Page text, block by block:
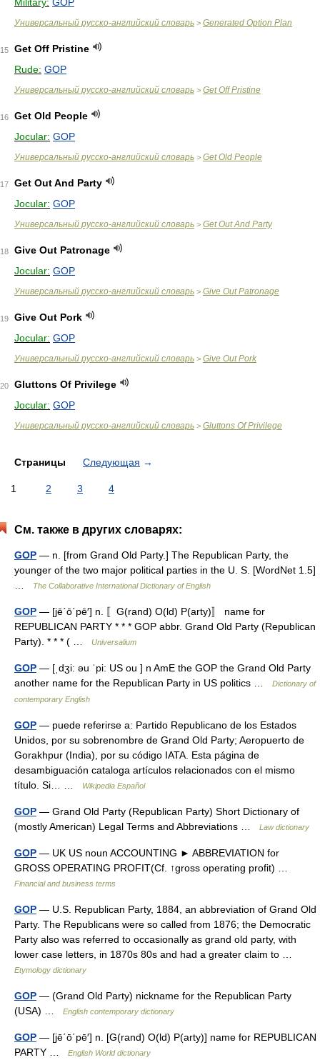
Универсальный русско-английский словарь > Generated Option Plan
15
Get Off Pristine
Rude: GOP
Универсальный русско-английский словарь > Get Off Pristine
16
Get Old People
Jocular: GOP
Универсальный русско-английский словарь > Get Old People
17
Get Out And Party
Jocular: GOP
Универсальный русско-английский словарь > Get Out And Party
18
Give Out Patronage
Jocular: GOP
Универсальный русско-английский словарь > Give Out Patronage
19
Give Out Pork
Jocular: GOP
Универсальный русско-английский словарь > Give Out Pork
20
Gluttons Of Privilege
Jocular: GOP
Универсальный русско-английский словарь > Gluttons Of Privilege
Страницы Следующая →
1 2 3 4
См. также в других словарях:
GOP — n. [from Grand Old Party.] The Republican Party, the
younger of the two major political parties in the U. S. [WordNet 1.5]
The Collaborative International Dictionary of English
GOP — [jē΄ō΄pē′] n. 〚G(rand) O(ld) P(arty)〛 name for
REPUBLICAN PARTY * * * GOP abbr. Grand Old Party (Republican
Party). * * * ( …
Universalium
GOP — [ˌdʒi: əu ˈpi: US ou ] n AmE the GOP the Grand Old Party
another name for the Republican Party in US politics …
Dictionary of
contemporary English
GOP — puede referirse a: Partido Republicano de los Estados
Unidos, por su sobrenombre de Grand Old Party; Aeropuerto de
Gorakhpur (India), por su código IATA. Esta página de
desambiguación cataloga artículos relacionados con el mismo
título. Si… …
Wikipedia Español
GOP — Grand Old Party (Republican Party) Short Dictionary of
(mostly American) Legal Terms and Abbreviations …
Law dictionary
GOP — UK US noun ACCOUNTING ► ABBREVIATION for
GROSS OPERATING PROFIT(Cf. ↑gross operating profit) …
Financial and business terms
GOP — U.S. Republican Party, 1884, an abbreviation of Grand Old
Party. The Republicans were so called from 1876; the Democratic
Party also was referred to occasionally as grand old party, with
lower case letters, in 1870s 80s and had a greater claim to …
Etymology dictionary
GOP — (Grand Old Party) nickname for the Republican Party
(USA) …
English contemporary dictionary
GOP — [jē΄ō΄pē′] n. [G(rand) O(ld) P(arty)] name for REPUBLICAN
PARTY …
English World dictionary